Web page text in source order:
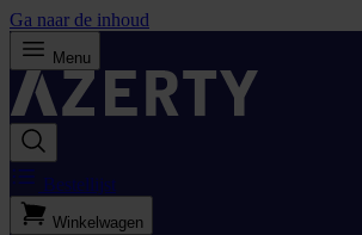
Ga naar de inhoud
Menu
Bestellijst
Winkelwagen